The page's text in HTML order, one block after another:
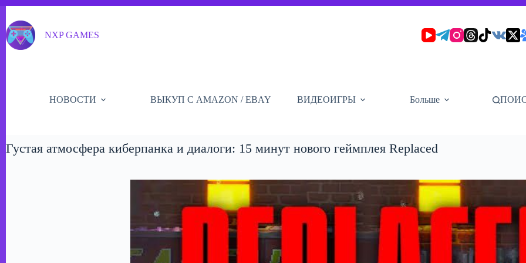
сути
NXP GAMES
НОВОСТИ ВЫКУП С AMAZON / EBAY ВИДЕОИГРЫ Больше
Густая атмосфера киберпанка и диалоги: 15 минут нового геймплея Replaced